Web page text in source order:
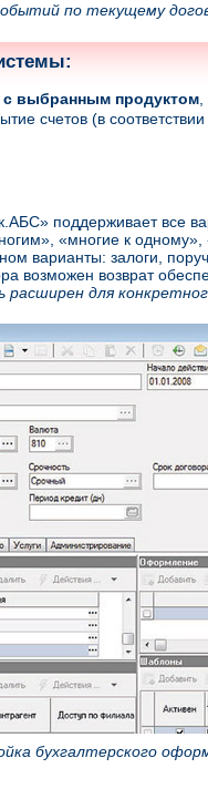
по текущему
выбранным продуктом,
счетов (в
поддерживает все
«многие к
варианты: залоги,
возможен возврат
для
бухгалтерского